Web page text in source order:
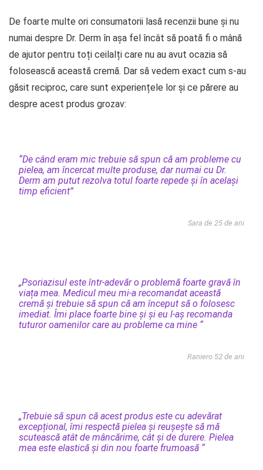
De foarte multe ori consumatorii lasă recenzii bune și nu
numai despre Dr. Derm în așa fel încât să poată fi o mână
de ajutor pentru toți ceilalți care nu au avut ocazia să
folosească această cremă. Dar să vedem exact cum s-au
găsit reciproc, care sunt experiențele lor și ce părere au
despre acest produs grozav:
“De când eram mic trebuie să spun că am probleme cu
pielea, am încercat multe produse, dar numai cu Dr.
Derm am putut rezolva totul foarte repede și în același
timp eficient”
Sara de 25 de ani
„Psoriazisul este într-adevăr o problemă foarte gravă în
viața mea. Medicul meu mi-a recomandat această
cremă și trebuie să spun că am început să o folosesc
imediat. Îmi place foarte bine și și eu l-aș recomanda
tuturor oamenilor care au probleme ca mine “
Raniero 52 de ani
„Trebuie să spun că acest produs este cu adevărat
excepțional, îmi respectă pielea și reușește să mă
scutească atât de mâncărime, cât și de durere. Pielea
mea este elastică și din nou foarte frumoasă “